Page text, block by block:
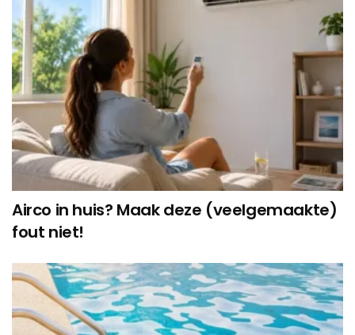
Airco in huis? Maak deze (veelgemaakte)
fout niet!